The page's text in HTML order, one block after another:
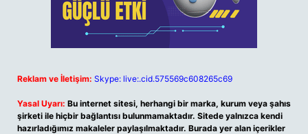
Reklam ve İletişim: Skype: live:.cid.575569c608265c69
Yasal Uyarı: Bu internet sitesi, herhangi bir marka, kurum veya şahıs
şirketi ile hiçbir bağlantısı bulunmamaktadır. Sitede yalnızca kendi
hazırladığımız makaleler paylaşılmaktadır. Burada yer alan içerikler